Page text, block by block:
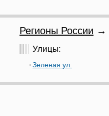
Регионы России →
Улицы:
Зеленая ул.